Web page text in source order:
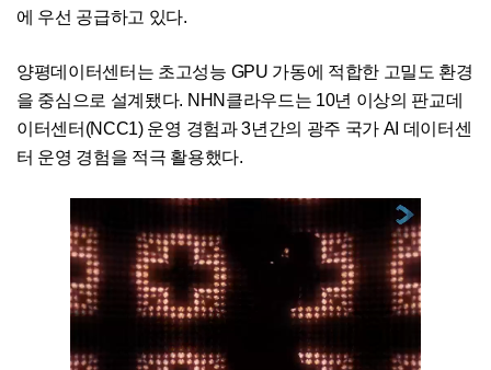
에 우선 공급하고 있다.
양평데이터센터는 초고성능 GPU 가동에 적합한 고밀도 환경
을 중심으로 설계됐다. NHN클라우드는 10년 이상의 판교데
이터센터(NCC1) 운영 경험과 3년간의 광주 국가 AI 데이터센
터 운영 경험을 적극 활용했다.